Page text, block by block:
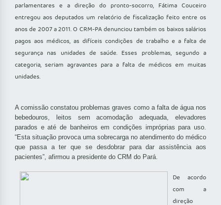
parlamentares e a direção do pronto-socorro, Fátima Couceiro
entregou aos deputados um relatório de fiscalização feito entre os
anos de 2007 a 2011. O CRM-PA denunciou também os baixos salários
pagos aos médicos, as difíceis condições de trabalho e a falta de
segurança nas unidades de saúde. Esses problemas, segundo a
categoria, seriam agravantes para a falta de médicos em muitas
unidades.
A comissão constatou problemas graves como a falta de água nos
bebedouros, leitos sem acomodação adequada, elevadores
parados e até de banheiros em condições impróprias para uso.
“Esta situação provoca uma sobrecarga no atendimento do médico
que passa a ter que se desdobrar para dar assistência aos
pacientes”, afirmou a presidente do CRM do Pará.
De acordo
com a
direção